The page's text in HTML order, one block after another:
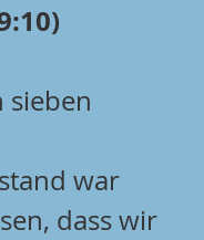
sieben
war
dass wir